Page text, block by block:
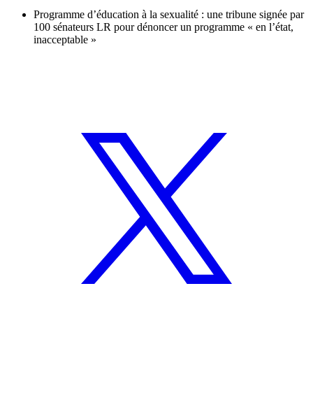
Programme d’éducation à la sexualité : une tribune signée par
100 sénateurs LR pour dénoncer un programme « en l’état,
inacceptable »